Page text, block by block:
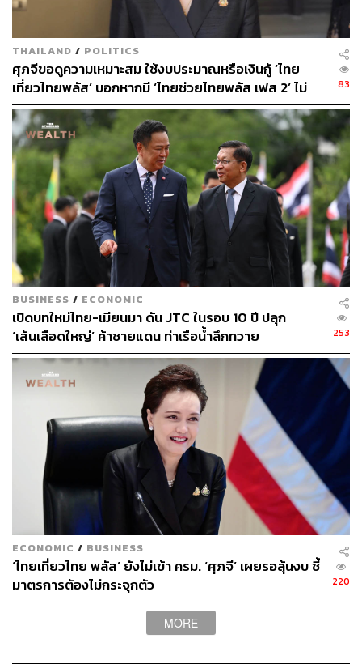
เงินบาทอ่อนค่า
42
ABOUT THE AUTHOR
ดำรงเกียรติ มาลา
Content Creator THE STANDARD WEALTH
THAILAND / POLITICS
ศุภจีขอดูความเหมาะสม ใช้งบประมาณหรือเงินกู้ ‘ไทย
เที่ยวไทยพลัส’ บอกหากมี ‘ไทยช่วยไทยพลัส เฟส 2’ ไม่
จำเป็นต้องออกพร้อมกัน
83
BUSINESS / ECONOMIC
เปิดบทใหม่ไทย-เมียนมา ดัน JTC ในรอบ 10 ปี ปลุก
‘เส้นเลือดใหญ่’ ค้าชายแดน ท่าเรือน้ำลึกทวาย
253
ECONOMIC / BUSINESS
‘ไทยเที่ยวไทย พลัส’ ยังไม่เข้า ครม. ‘ศุภจี’ เผยรอลุ้นงบ ชี้
มาตรการต้องไม่กระจุกตัว
220
MORE